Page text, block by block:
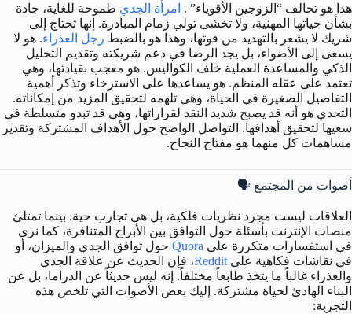
هذا هو تحالف “الزوجين الأقوياء” . امرأة الجدي طموحة للغاية، جادة
بشأن حياتها المهنية، ولا تخشى تولي زمام المبادرة. إنها تحتاج إلى
شريك لا يشعر بالتهديد من قوتها، وهذا هو بالضبط رجل العذراء. هو لا
يسعى إلى الأضواء، بل يجد الرضا في دعم شريكته وتقديم التحليل
الذكي والمساعدة العملية خلف الكواليس. هو معجب بقيادتها، وهي
تعتمد على عقله المنظم. هو يساعدها على الاسترخاء وتذكر أهمية
التفاصيل الصغيرة في الحياة، وهي تلهمه لتحقيق المزيد من إمكاناته.
التحدي هو أنه قد يصبح شديد النقد لقراراتها، وهي قد تبدو متسلطة في
سعيها لتحقيق أهدافها. التواصل الواضح حول الأهداف المشتركة وتقدير
مساهمات كل منهما هو مفتاح النجاح.
أصوات من المجتمع 🗣️
العلاقات ليست مجرد نظريات فلكية، بل هي تجارب حية. بينما تمتلئ
منصات الإنترنت بأسئلة حول التوافق بين الأبراج المتنافرة، كما نرى
في استفسارات متكررة على Quora حول توافق الجدي والميزان، أو
في نقاشات فكاهية على Reddit، فإن الحديث عن علاقة الجدي
والعذراء غالباً ما يتخذ طابعاً مختلفاً. إنه ليس حديثاً عن الدراما، بل عن
البناء الهادئ لحياة مشتركة. إليك بعض الأصوات التي تلخص هذه
التجربة: